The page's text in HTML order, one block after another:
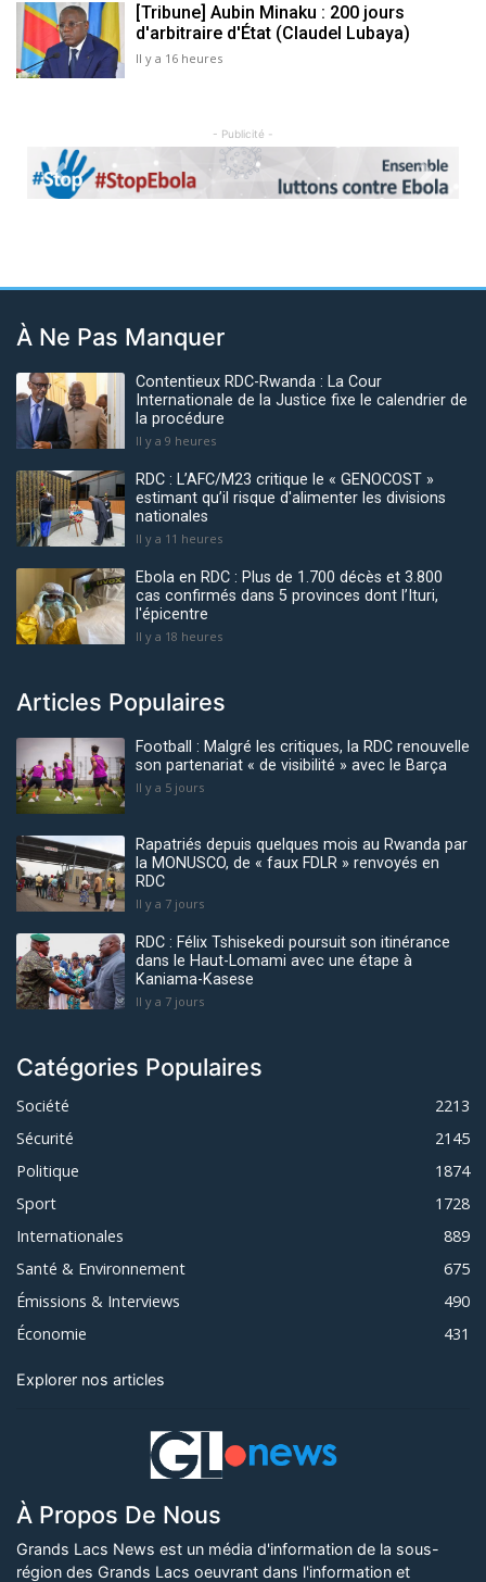
[Tribune] Aubin Minaku : 200 jours
d'arbitraire d'État (Claudel Lubaya)
Il y a 16 heures
- Publicité -
Previous Next
À Ne Pas Manquer
Contentieux RDC-Rwanda : La Cour
Internationale de la Justice fixe le calendrier de
la procédure
Il y a 9 heures
RDC : L’AFC/M23 critique le « GENOCOST »
estimant qu’il risque d'alimenter les divisions
nationales
Il y a 11 heures
Ebola en RDC : Plus de 1.700 décès et 3.800
cas confirmés dans 5 provinces dont l’Ituri,
l'épicentre
Il y a 18 heures
Articles Populaires
Football : Malgré les critiques, la RDC renouvelle
son partenariat « de visibilité » avec le Barça
Il y a 5 jours
Rapatriés depuis quelques mois au Rwanda par
la MONUSCO, de « faux FDLR » renvoyés en
RDC
Il y a 7 jours
RDC : Félix Tshisekedi poursuit son itinérance
dans le Haut-Lomami avec une étape à
Kaniama-Kasese
Il y a 7 jours
Catégories Populaires
Société
2213
Sécurité
2145
Politique
1874
Sport
1728
Internationales
889
Santé & Environnement
675
Émissions & Interviews
490
Économie
431
Explorer nos articles
À Propos De Nous
Grands Lacs News est un média d'information de la sous-
région des Grands Lacs oeuvrant dans l'information et